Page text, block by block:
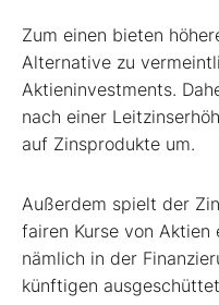
Zum einen bieten
Alternative zu
Aktieninvestments.
nach einer
auf Zinsprodukte um.
Außerdem spielt der
fairen Kurse von Aktien
nämlich in der
künftigen